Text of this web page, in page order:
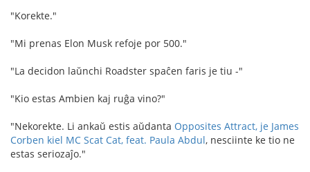
"Korekte."
"Mi prenas Elon Musk refoje por 500."
"La decidon laŭnchi Roadster spaĉen faris je tiu -"
"Kio estas Ambien kaj ruĝa vino?"
"Nekorekte. Li ankaŭ estis aŭdanta Opposites Attract, je James
Corben kiel MC Scat Cat, feat. Paula Abdul, nesciinte ke tio ne
estas seriozaĵo."